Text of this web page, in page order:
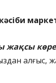
жақсы
алғыс,